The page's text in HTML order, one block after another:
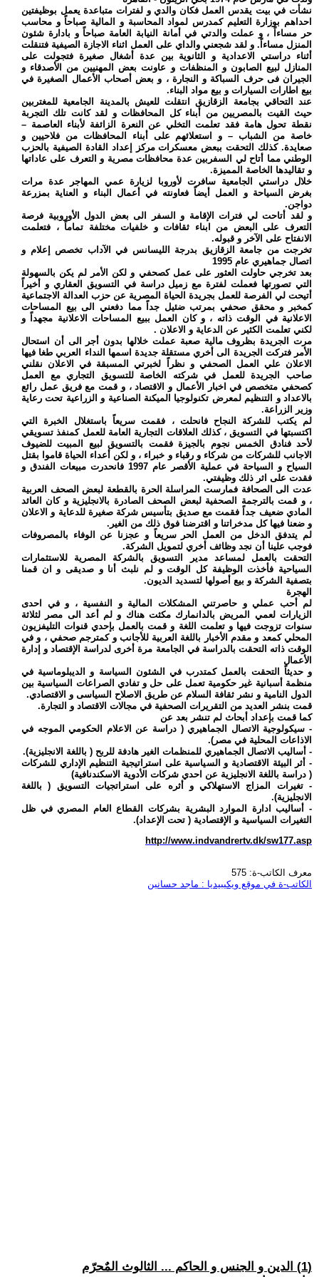
نشأت في بيت يقدس العمل فكان والدي و لفترات متباعدة يعمل بوظيفتين
احداهم بوزارة التعليم كمدرس لمواد المحاسبة و المالية صباحاً و محاسب
حر مساءاً ، و عملت والدتي في أمانة النيابة العامة صباحاً و بادارة شئون
المنزل مساءاً. و لقد شجعني والداي على العمل اثناء الاجازة الصيفية فتنقلت
أثناء دراستي الاعدادية و الثانوية بين عدة أشغال صغيرة فتجولت على
المنازل لبيع الصابون و المنظفات و عاونت بعض المهنيين من الأصدقاء و
الجيران فى حرف السباكة و النجارة ، و بعض أصحاب الأعمال الصغيرة في
بيع اطارات السيارات و بيع مواد البناء.
عند التحاقي بجامعة الزقازيق انتقلت للعيش بالمدينة الجامعية للمغتربين
حيث القيت بالمصريين من أبناء كل المحافظات و لقد كانت تلك التجربة
نقطة تحول هامة فقد تعلمت التخلي عن النعرة الزائفة لأبناء العاصمة –
خاصة من الشباب – و استعلائهم على أبناء المحافظات من فلاحيين و
صعايدة. كذلك التحقت ببعض معسكرات مركز إعداد القادة الصيفية بالحزب
الوطني مما أتاح لي السفربين عدة محافظات مصرية و التعرف على عاداتها
و تقاليدها الخاصة المميزة.
خلال دراستي الجامعية سافرت لأوروبا لزيارة عمي المهاجر عدة مرات
بغرض السياحة و العمل أيضاً فعاونته في أعمال البناء و العناية بمزرعة
دواجن.
و لقد أتاحت لي فترات الإقامة و السفر الى بعض الدول الأوروبية فرصة
التعرف على البعض من ابناء ثقافات و خلفيات مختلفة تماماً ، فتعلمت
الانفتاح على الآخر و قبوله.
تخرجت من جامعة الزقازيق بدرجة الليسانس في الآداب تخصص إعلام و
اتصال جماهيري عام 1995
بعد تخرجي حاولت العثور على عمل كصحفي و لكن الأمر لم يكن بالسهولة
التي تصورتها فعملت لفترة مع زميل دراسة في التسويق العقاري و أخيراً
أتيحت لي الفرصة للعمل بجريدة الحياة المصرية عن حزب العدالة الاجتماعية
كمخبر و محقق صحفي بمرتب ضئيل جداً مما دفعني الى بيع المساحات
الاعلانية في الوقت ذاته ، و كان العمل ببيع المساحات الاعلانية مجهداً و
لكني تعلمت الكثير عن الدعاية و الاعلان .
مرت الجريدة بظروف مالية صعبة عملت خلالها بدون أجر الى أن استحال
الأمر فتركت الجريدة الى أخري مستقلة جديدة اسمها النداء العربي طغا فيها
الاعلان علي العمل الصحفي و نظراً لخبرتي المسبقة في الاعلان نقلني
صاحب الجريدة للعمل في شركته الخاصة للتسويق التجاري مع العمل
كصحفي متخصص في اخبار الأعمال و الاقتصاد ، و قمت مع فريق عمل رائع
بالاعداد و التنظيم لمعرض تكنولوجيا الميكنة الصناعية و الزراعية تحت رعاية
وزير الزراعة.
لم يكتب للشركة النجاح فانحلت ، فقمت سريعاً باستغلال الخبرة التي
اكتسبتها في التسويق ، كذلك العلاقات التجارية العامة للعمل كمنفذ تسويقي
لأحد فنادق الخمس نجوم بالجيزة فقمت بالتسويق لبيع المبيت للضيوف
الاجانب للشركات من شركاء و رقباء و خبراء ، و لكن أعداء الحياة قاموا بقتل
السياح و السياحة في عملية الأقصر عام 1997 فانحدرت مبيعات الفندق و
فقدت على اثر ذلك وظيفتي.
عدت الى الصحافة فمارست المراسلة الحرة بالقطعة لبعض الصحف العربية
، و قمت بالترجمة الصحفية لبعض الصحف الصادرة بالانجليزية و كان العائد
المادي ضعيف جداً فقمت مع صديق بتأسيس شركة صغيرة للدعاية و الاعلان
و ضعنا فيها كل مدخراتنا و اقترضنا فوق ذلك من الغير.
لم يتدفق الدخل من العمل الحر سريعاً و عجزنا عن الوفاء بالمصروفات
فوجب علينا أن نجد وظائف أخري لتمويل الشركة.
التحقت بالعمل لمساعد مدير التسويق بالشركة المصرية للاستثمارات
السياحية فأخذت الوظيفة كل الوقت و لم نلبث أنا و صديقى و ان قمنا
بتصفية الشركة و بيع أصولها لتسديد الديون.
الهجرة
لم أحب عملي و حاصرتني المشكلات المالية و النفسية ، و في احدى
الزيارات لعمي المريض بالدانمارك مكثت هناك و لم أعد الى مصر لثلاثة
سنوات تزوجت فيها و تعلمت اللغة و قمت بالعمل بإحدي قنوات التليفزيون
المحلي كمعد و مقدم الأخبار باللغة العربية للأجانب و كمترجم صحفي ، و في
الوقت ذاته التحقت بالدراسة في الجامعة مرة أخرى لدراسة الإقتصاد و إدارة
الأعمال
و حديثاً التحقت بالعمل كمتدرب في الشئون السياسة و الديبلوماسية في
منظمة أسبانية غير حكومية تعمل على حل و تفادي الصراعات السياسية بين
الدول النامية و نشر ثقافة السلام عن طريق الاصلاح السياسى و الاقتصادي.
قمت بنشر العديد من التقريرات الصحفية في مجالات الاقتصاد و التجارة.
كما قمت بإعداد أبحاث لم تنشر بعد عن
- سيكولوجية الاتصال الجماهيري ( دراسة عن الاعلام الحكومي الموجه في
الاذاعات المحلية في مصر).
- أساليب الاتصال الجماهيري للمنظمات الغير هادفة للربح ( باللغة الانجليزية).
- أثر البيئة الاقتصادية و السياسية على استراتيجية التنظيم الإداري للشركات
( دراسة باللغة الانجليزية عن احدي شركات الأدوية الاسكندنافية)
- تغيرات المزاج الاستهلاكي و أثره على استراتجيات التسويق ( باللغة
الانجليزية).
- أساليب ادارة الموارد البشرية بشركات القطاع العام المصري في ظل
التغيرات السياسية و الإقتصادية ( تحت الإعداد).
http://www.indvandrertv.dk/sw177.asp
معرف الكاتب-ة: 575
الكاتب-ة في موقع ويكيبيديا : ماجد حسانين
(1) الدين و الجنس و الحاكم ... الثالوث المٌحرّم